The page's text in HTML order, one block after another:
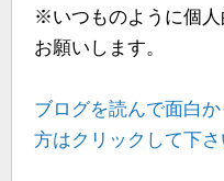
※いつものように個
お願いします。
ブログを読んで面白
方はクリックして下さ